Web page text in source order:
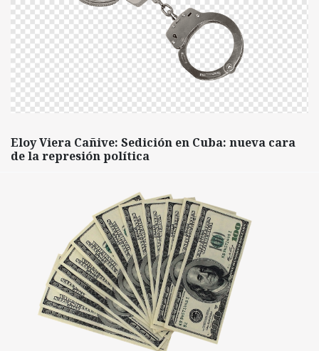
Eloy Viera Cañive: Sedición en Cuba: nueva cara
de la represión política